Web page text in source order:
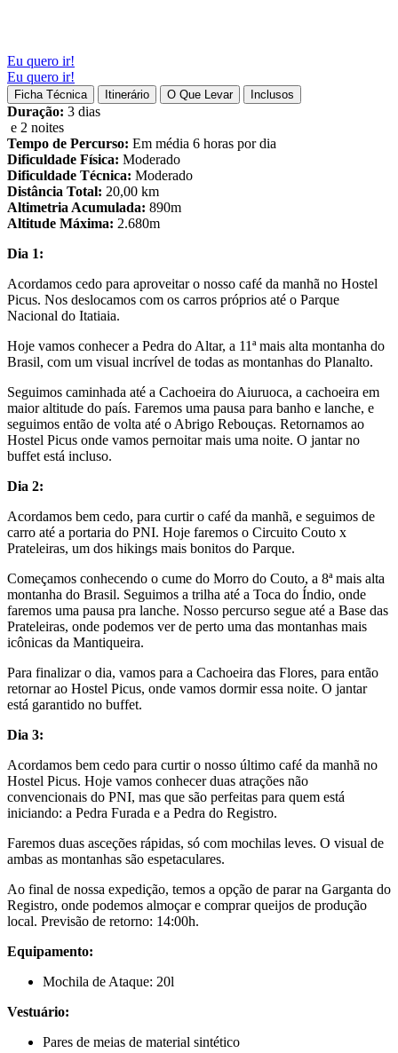
Eu quero ir!
Eu quero ir!
Ficha Técnica Itinerário O Que Levar Inclusos
Duração: 3 dias
e 2 noites
Tempo de Percurso: Em média 6 horas por dia
Dificuldade Física: Moderado
Dificuldade Técnica: Moderado
Distância Total: 20,00 km
Altimetria Acumulada: 890m
Altitude Máxima: 2.680m
Dia 1:
Acordamos cedo para aproveitar o nosso café da manhã no Hostel
Picus. Nos deslocamos com os carros próprios até o Parque
Nacional do Itatiaia.
Hoje vamos conhecer a Pedra do Altar, a 11ª mais alta montanha do
Brasil, com um visual incrível de todas as montanhas do Planalto.
Seguimos caminhada até a Cachoeira do Aiuruoca, a cachoeira em
maior altitude do país. Faremos uma pausa para banho e lanche, e
seguimos então de volta até o Abrigo Rebouças. Retornamos ao
Hostel Picus onde vamos pernoitar mais uma noite. O jantar no
buffet está incluso.
Dia 2:
Acordamos bem cedo, para curtir o café da manhã, e seguimos de
carro até a portaria do PNI. Hoje faremos o Circuito Couto x
Prateleiras, um dos hikings mais bonitos do Parque.
Começamos conhecendo o cume do Morro do Couto, a 8ª mais alta
montanha do Brasil. Seguimos a trilha até a Toca do Índio, onde
faremos uma pausa pra lanche. Nosso percurso segue até a Base das
Prateleiras, onde podemos ver de perto uma das montanhas mais
icônicas da Mantiqueira.
Para finalizar o dia, vamos para a Cachoeira das Flores, para então
retornar ao Hostel Picus, onde vamos dormir essa noite. O jantar
está garantido no buffet.
Dia 3:
Acordamos bem cedo para curtir o nosso último café da manhã no
Hostel Picus. Hoje vamos conhecer duas atrações não
convencionais do PNI, mas que são perfeitas para quem está
iniciando: a Pedra Furada e a Pedra do Registro.
Faremos duas asceções rápidas, só com mochilas leves. O visual de
ambas as montanhas são espetaculares.
Ao final de nossa expedição, temos a opção de parar na Garganta do
Registro, onde podemos almoçar e comprar queijos de produção
local. Previsão de retorno: 14:00h.
Equipamento:
Mochila de Ataque: 20l
Vestuário:
Pares de meias de material sintético